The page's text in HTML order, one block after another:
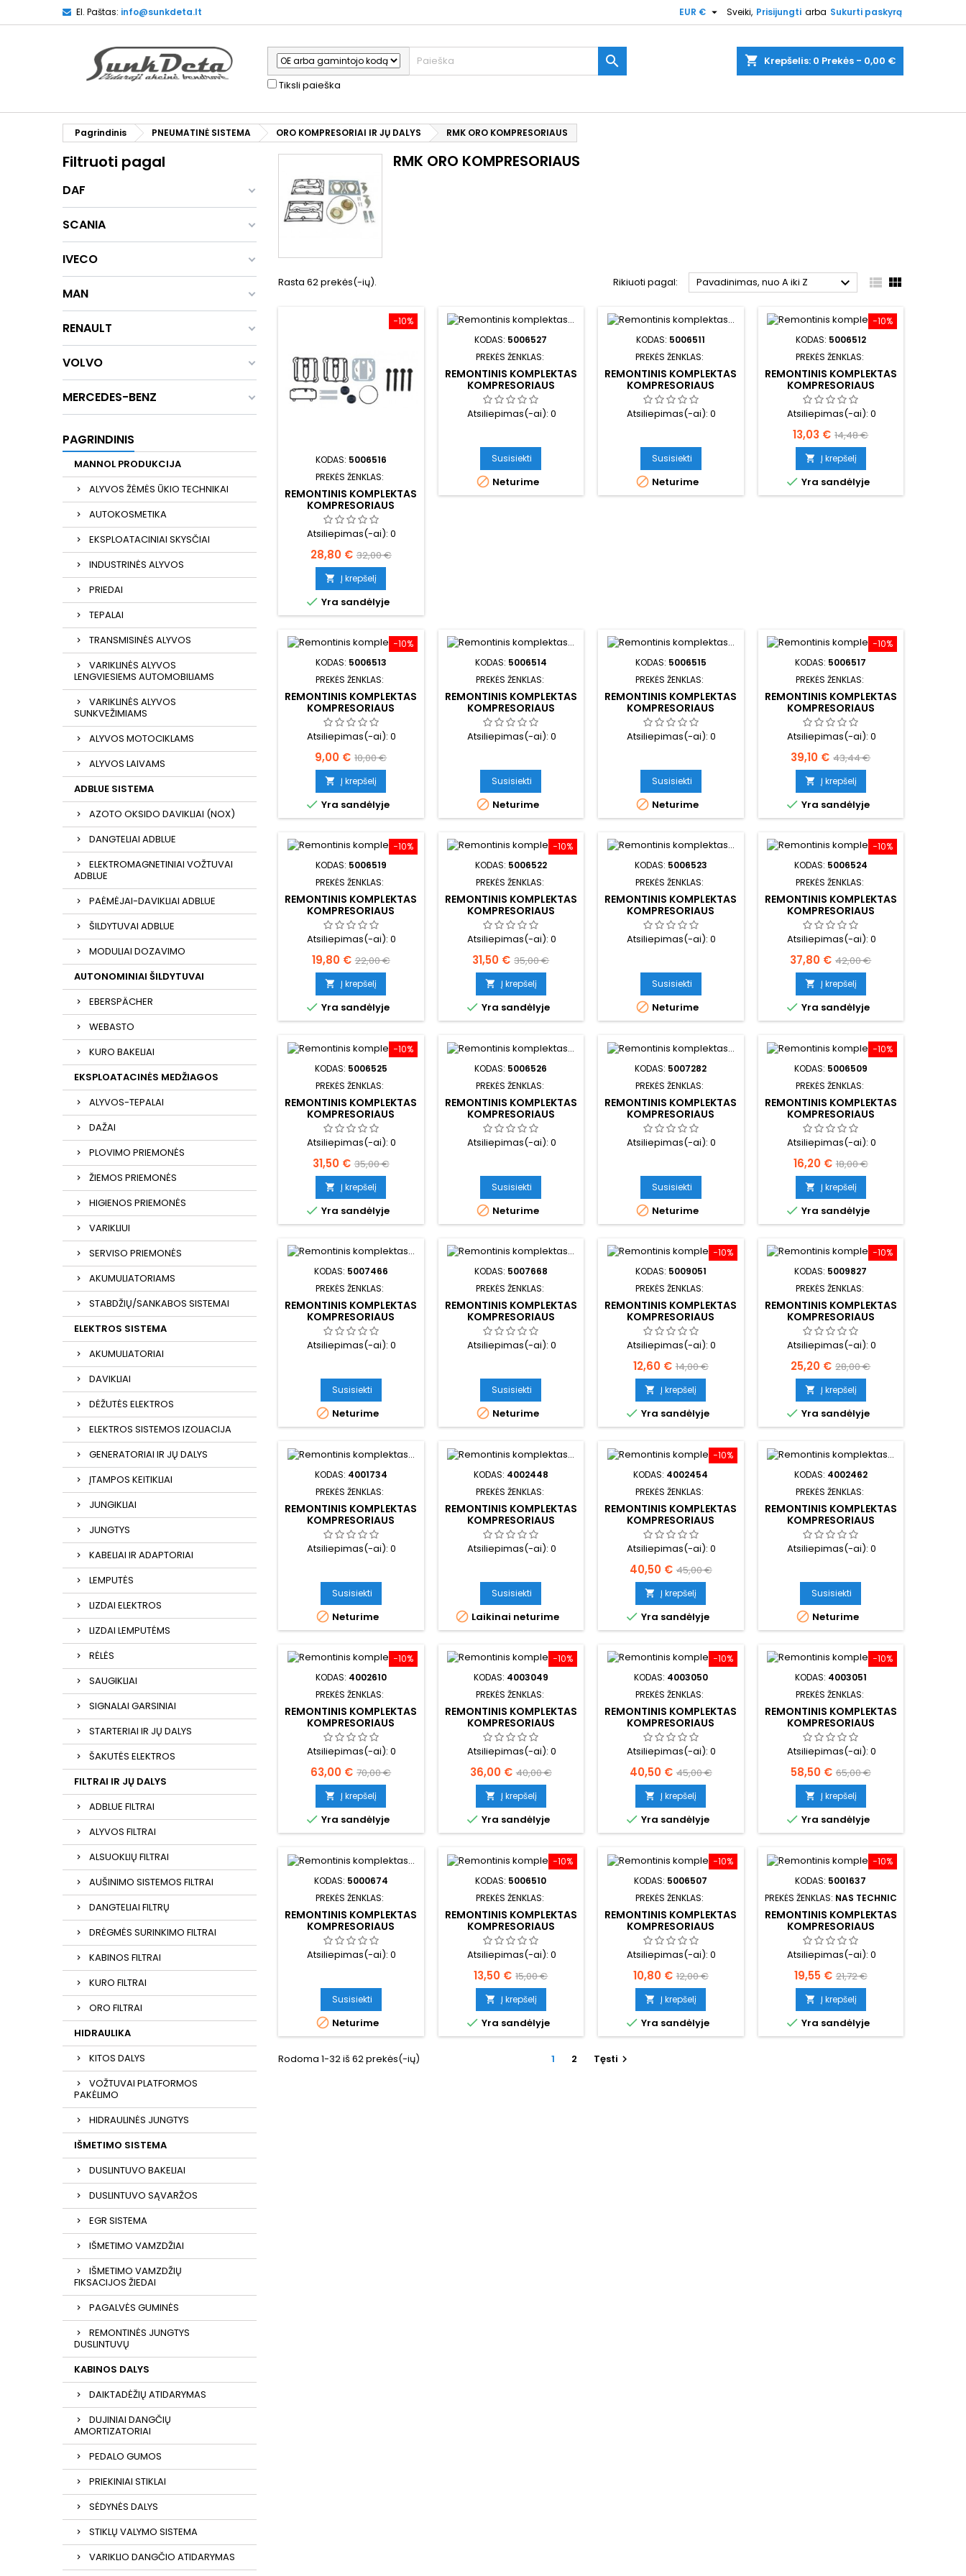
El. Paštas: info@sunkdeta.lt Sveiki, Prisijungti arba Sukurti paskyrą
EUR € 
shopping_cart Krepšelis: 0 Prekės - 0,00 €
Tiksli paieška

Pagrindinis PNEUMATINĖ SISTEMA ORO KOMPRESORIAI IR JŲ DALYS RMK ORO KOMPRESORIAUS
Filtruoti pagal
DAF
SCANIA
IVECO
MAN
RENAULT
VOLVO
MERCEDES-BENZ
PAGRINDINIS
MANNOL PRODUKCIJA
ALYVOS ŽĖMĖS ŪKIO TECHNIKAI
AUTOKOSMETIKA
EKSPLOATACINIAI SKYSČIAI
INDUSTRINĖS ALYVOS
PRIEDAI
TEPALAI
TRANSMISINĖS ALYVOS
VARIKLINĖS ALYVOS
LENGVIESIEMS AUTOMOBILIAMS
VARIKLINĖS ALYVOS
SUNKVEŽIMIAMS
ALYVOS MOTOCIKLAMS
ALYVOS LAIVAMS
ADBLUE SISTEMA
AZOTO OKSIDO DAVIKLIAI (NOX)
DANGTELIAI ADBLUE
ELEKTROMAGNETINIAI VOŽTUVAI
ADBLUE
PAĖMĖJAI-DAVIKLIAI ADBLUE
ŠILDYTUVAI ADBLUE
MODULIAI DOZAVIMO
AUTONOMINIAI ŠILDYTUVAI
EBERSPÄCHER
WEBASTO
KURO BAKELIAI
EKSPLOATACINĖS MEDŽIAGOS
ALYVOS-TEPALAI
DAŽAI
PLOVIMO PRIEMONĖS
ŽIEMOS PRIEMONĖS
HIGIENOS PRIEMONĖS
VARIKLIUI
SERVISO PRIEMONĖS
AKUMULIATORIAMS
STABDŽIŲ/SANKABOS SISTEMAI
ELEKTROS SISTEMA
AKUMULIATORIAI
DAVIKLIAI
DĖŽUTĖS ELEKTROS
ELEKTROS SISTEMOS IZOLIACIJA
GENERATORIAI IR JŲ DALYS
ĮTAMPOS KEITIKLIAI
JUNGIKLIAI
JUNGTYS
KABELIAI IR ADAPTORIAI
LEMPUTĖS
LIZDAI ELEKTROS
LIZDAI LEMPUTĖMS
RĖLĖS
SAUGIKLIAI
SIGNALAI GARSINIAI
STARTERIAI IR JŲ DALYS
ŠAKUTĖS ELEKTROS
FILTRAI IR JŲ DALYS
ADBLUE FILTRAI
ALYVOS FILTRAI
ALSUOKLIŲ FILTRAI
AUŠINIMO SISTEMOS FILTRAI
DANGTELIAI FILTRŲ
DRĖGMĖS SURINKIMO FILTRAI
KABINOS FILTRAI
KURO FILTRAI
ORO FILTRAI
HIDRAULIKA
KITOS DALYS
VOŽTUVAI PLATFORMOS
PAKĖLIMO
HIDRAULINĖS JUNGTYS
IŠMETIMO SISTEMA
DUSLINTUVO BAKELIAI
DUSLINTUVO SĄVARŽOS
EGR SISTEMA
IŠMETIMO VAMZDŽIAI
IŠMETIMO VAMZDŽIŲ
FIKSACIJOS ŽIEDAI
PAGALVĖS GUMINĖS
REMONTINĖS JUNGTYS
DUSLINTUVŲ
KABINOS DALYS
DAIKTADĖŽIŲ ATIDARYMAS
DUJINIAI DANGČIŲ
AMORTIZATORIAI
PEDALO GUMOS
PRIEKINIAI STIKLAI
SĖDYNĖS DALYS
STIKLŲ VALYMO SISTEMA
VARIKLIO DANGČIO ATIDARYMAS
RMK ORO KOMPRESORIAUS
Rasta 62 prekės(-ių). Rikiuoti pagal: Pavadinimas, nuo A iki Z   
−10%
KODAS: 5006516
PREKĖS ŽENKLAS:
REMONTINIS KOMPLEKTAS
KOMPRESORIAUS
Atsiliepimas(-ai):0
Kaina
28,80 € Bazinė
kaina
32,00 €
 Į krepšelį
 Yra sandėlyje
KODAS: 5006527
PREKĖS ŽENKLAS:
REMONTINIS KOMPLEKTAS
KOMPRESORIAUS
Atsiliepimas(-ai): 0
Susisiekti
 Neturime
KODAS: 5006511
PREKĖS ŽENKLAS:
REMONTINIS KOMPLEKTAS
KOMPRESORIAUS
Atsiliepimas(-ai):0
Susisiekti
 Neturime
−10%
KODAS: 5006512
PREKĖS ŽENKLAS:
REMONTINIS KOMPLEKTAS
KOMPRESORIAUS
Atsiliepimas(-ai): 0
Kaina
13,03 € Bazinė
kaina
14,48 €
 Į krepšelį
 Yra sandėlyje
−10%
KODAS: 5006513
PREKĖS ŽENKLAS:
REMONTINIS KOMPLEKTAS
KOMPRESORIAUS
Atsiliepimas(-ai):0
Kaina
9,00 € Bazinė
kaina
10,00 €
 Į krepšelį
 Yra sandėlyje
KODAS: 5006514
PREKĖS ŽENKLAS:
REMONTINIS KOMPLEKTAS
KOMPRESORIAUS
Atsiliepimas(-ai): 0
Susisiekti
 Neturime
KODAS: 5006515
PREKĖS ŽENKLAS:
REMONTINIS KOMPLEKTAS
KOMPRESORIAUS
Atsiliepimas(-ai):0
Susisiekti
 Neturime
−10%
KODAS: 5006517
PREKĖS ŽENKLAS:
REMONTINIS KOMPLEKTAS
KOMPRESORIAUS
Atsiliepimas(-ai): 0
Kaina
39,10 € Bazinė
kaina
43,44 €
 Į krepšelį
 Yra sandėlyje
−10%
KODAS: 5006519
PREKĖS ŽENKLAS:
REMONTINIS KOMPLEKTAS
KOMPRESORIAUS
Atsiliepimas(-ai):0
Kaina
19,80 € Bazinė
kaina
22,00 €
 Į krepšelį
 Yra sandėlyje
−10%
KODAS: 5006522
PREKĖS ŽENKLAS:
REMONTINIS KOMPLEKTAS
KOMPRESORIAUS
Atsiliepimas(-ai): 0
Kaina
31,50 € Bazinė
kaina
35,00 €
 Į krepšelį
 Yra sandėlyje
KODAS: 5006523
PREKĖS ŽENKLAS:
REMONTINIS KOMPLEKTAS
KOMPRESORIAUS
Atsiliepimas(-ai):0
Susisiekti
 Neturime
−10%
KODAS: 5006524
PREKĖS ŽENKLAS:
REMONTINIS KOMPLEKTAS
KOMPRESORIAUS
Atsiliepimas(-ai): 0
Kaina
37,80 € Bazinė
kaina
42,00 €
 Į krepšelį
 Yra sandėlyje
−10%
KODAS: 5006525
PREKĖS ŽENKLAS:
REMONTINIS KOMPLEKTAS
KOMPRESORIAUS
Atsiliepimas(-ai):0
Kaina
31,50 € Bazinė
kaina
35,00 €
 Į krepšelį
 Yra sandėlyje
KODAS: 5006526
PREKĖS ŽENKLAS:
REMONTINIS KOMPLEKTAS
KOMPRESORIAUS
Atsiliepimas(-ai): 0
Susisiekti
 Neturime
KODAS: 5007282
PREKĖS ŽENKLAS:
REMONTINIS KOMPLEKTAS
KOMPRESORIAUS
Atsiliepimas(-ai):0
Susisiekti
 Neturime
−10%
KODAS: 5006509
PREKĖS ŽENKLAS:
REMONTINIS KOMPLEKTAS
KOMPRESORIAUS
Atsiliepimas(-ai): 0
Kaina
16,20 € Bazinė
kaina
18,00 €
 Į krepšelį
 Yra sandėlyje
KODAS: 5007466
PREKĖS ŽENKLAS:
REMONTINIS KOMPLEKTAS
KOMPRESORIAUS
Atsiliepimas(-ai):0
Susisiekti
 Neturime
KODAS: 5007668
PREKĖS ŽENKLAS:
REMONTINIS KOMPLEKTAS
KOMPRESORIAUS
Atsiliepimas(-ai): 0
Susisiekti
 Neturime
−10%
KODAS: 5009051
PREKĖS ŽENKLAS:
REMONTINIS KOMPLEKTAS
KOMPRESORIAUS
Atsiliepimas(-ai):0
Kaina
12,60 € Bazinė
kaina
14,00 €
 Į krepšelį
 Yra sandėlyje
−10%
KODAS: 5009827
PREKĖS ŽENKLAS:
REMONTINIS KOMPLEKTAS
KOMPRESORIAUS
Atsiliepimas(-ai): 0
Kaina
25,20 € Bazinė
kaina
28,00 €
 Į krepšelį
 Yra sandėlyje
KODAS: 4001734
PREKĖS ŽENKLAS:
REMONTINIS KOMPLEKTAS
KOMPRESORIAUS
Atsiliepimas(-ai):0
Susisiekti
 Neturime
KODAS: 4002448
PREKĖS ŽENKLAS:
REMONTINIS KOMPLEKTAS
KOMPRESORIAUS
Atsiliepimas(-ai): 0
Susisiekti
 Laikinai neturime
−10%
KODAS: 4002454
PREKĖS ŽENKLAS:
REMONTINIS KOMPLEKTAS
KOMPRESORIAUS
Atsiliepimas(-ai):0
Kaina
40,50 € Bazinė
kaina
45,00 €
 Į krepšelį
 Yra sandėlyje
KODAS: 4002462
PREKĖS ŽENKLAS:
REMONTINIS KOMPLEKTAS
KOMPRESORIAUS
Atsiliepimas(-ai): 0
Susisiekti
 Neturime
−10%
KODAS: 4002610
PREKĖS ŽENKLAS:
REMONTINIS KOMPLEKTAS
KOMPRESORIAUS
Atsiliepimas(-ai):0
Kaina
63,00 € Bazinė
kaina
70,00 €
 Į krepšelį
 Yra sandėlyje
−10%
KODAS: 4003049
PREKĖS ŽENKLAS:
REMONTINIS KOMPLEKTAS
KOMPRESORIAUS
Atsiliepimas(-ai): 0
Kaina
36,00 € Bazinė
kaina
40,00 €
 Į krepšelį
 Yra sandėlyje
−10%
KODAS: 4003050
PREKĖS ŽENKLAS:
REMONTINIS KOMPLEKTAS
KOMPRESORIAUS
Atsiliepimas(-ai):0
Kaina
40,50 € Bazinė
kaina
45,00 €
 Į krepšelį
 Yra sandėlyje
−10%
KODAS: 4003051
PREKĖS ŽENKLAS:
REMONTINIS KOMPLEKTAS
KOMPRESORIAUS
Atsiliepimas(-ai): 0
Kaina
58,50 € Bazinė
kaina
65,00 €
 Į krepšelį
 Yra sandėlyje
KODAS: 5000674
PREKĖS ŽENKLAS:
REMONTINIS KOMPLEKTAS
KOMPRESORIAUS
Atsiliepimas(-ai):0
Susisiekti
 Neturime
−10%
KODAS: 5006510
PREKĖS ŽENKLAS:
REMONTINIS KOMPLEKTAS
KOMPRESORIAUS
Atsiliepimas(-ai): 0
Kaina
13,50 € Bazinė
kaina
15,00 €
 Į krepšelį
 Yra sandėlyje
−10%
KODAS: 5006507
PREKĖS ŽENKLAS:
REMONTINIS KOMPLEKTAS
KOMPRESORIAUS
Atsiliepimas(-ai):0
Kaina
10,80 € Bazinė
kaina
12,00 €
 Į krepšelį
 Yra sandėlyje
−10%
KODAS: 5001637
PREKĖS ŽENKLAS: NAS TECHNIC
REMONTINIS KOMPLEKTAS
KOMPRESORIAUS
Atsiliepimas(-ai): 0
Kaina
19,55 € Bazinė
kaina
21,72 €
 Į krepšelį
 Yra sandėlyje
Rodoma 1-32 iš 62 prekės(-ių) 1 2 Tęsti 